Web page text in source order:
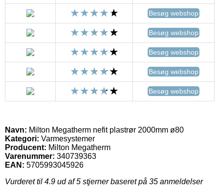
Besøg webshop
Besøg webshop
Besøg webshop
Besøg webshop
Besøg webshop
Navn: Milton Megatherm nefit plastrør 2000mm ø80
Kategori: Varmesystemer
Producent: Milton Megatherm
Varenummer: 340739363
EAN: 5705993045926
Vurderet til 4.9 ud af 5 stjerner baseret på 35 anmeldelser